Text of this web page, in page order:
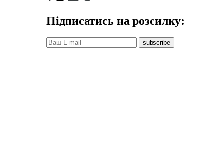
Підписатись на розсилку:
subscribe